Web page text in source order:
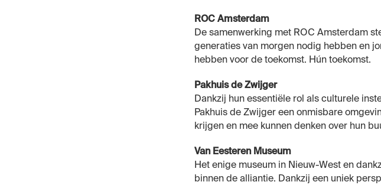
ROC Amsterdam
De samenwerking met ROC Amsterdam
generaties van morgen nodig hebben en
hebben voor de toekomst. Hún toekomst.
Pakhuis de Zwijger
Dankzij hun essentiële rol als culturele
Pakhuis de Zwijger een onmisbare
krijgen en mee kunnen denken over hun
Van Eesteren Museum
Het enige museum in Nieuw-West en
binnen de alliantie. Dankzij een uniek